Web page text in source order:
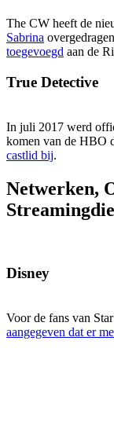
The CW heeft de
Sabrina
toegevoegd aan de
True Detective
In juli 2017 werd
komen van de HBO
castlid bij.
Netwerken,
Disney
Voor de fans van
aangegeven dat er